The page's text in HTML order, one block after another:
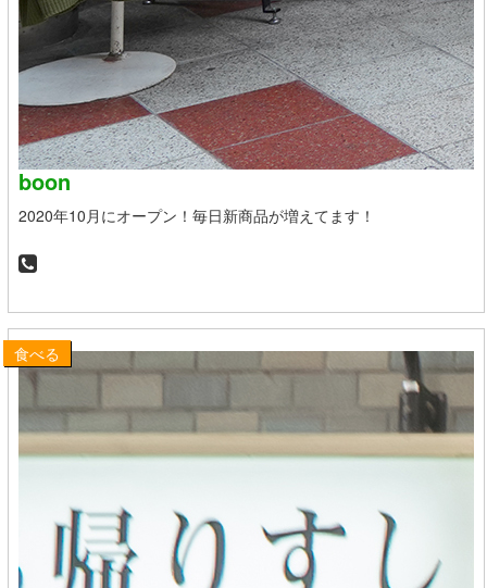
boon
2020年10月にオープン！毎日新商品が増えてます！
食べる